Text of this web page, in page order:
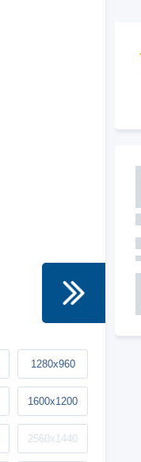
1280x960
1600x1200
2560x1440